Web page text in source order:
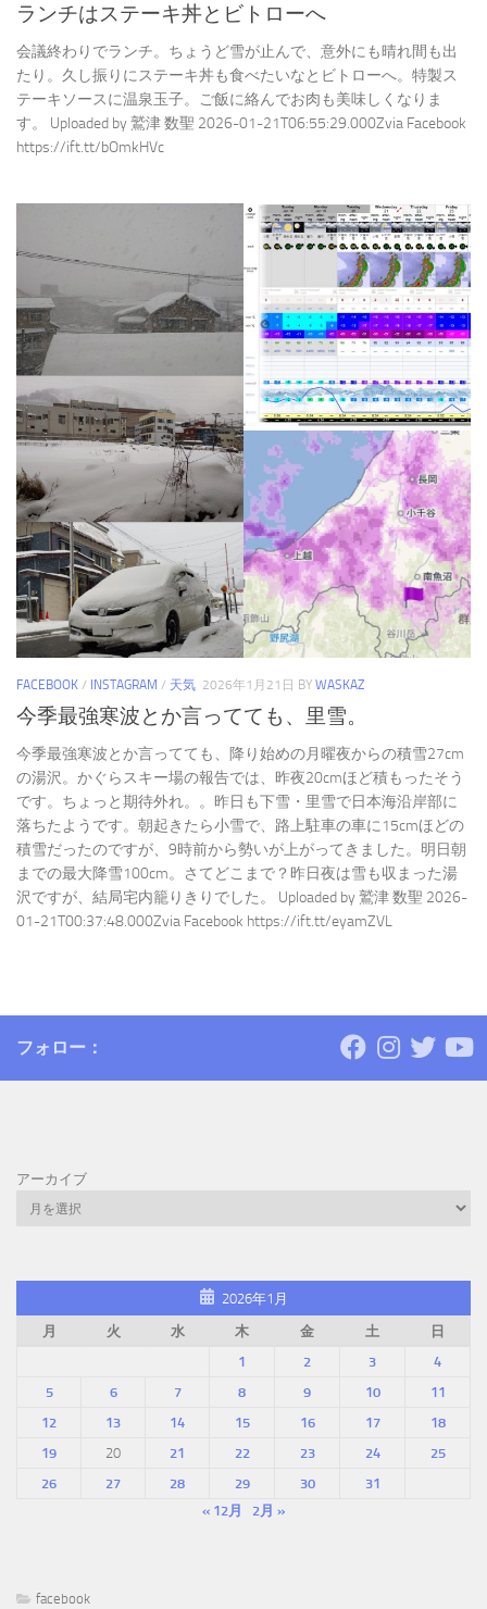
ランチはステーキ丼とビトローへ
会議終わりでランチ。ちょうど雪が止んで、意外にも晴れ間も出
たり。久し振りにステーキ丼も食べたいなとビトローへ。特製ス
テーキソースに温泉玉子。ご飯に絡んでお肉も美味しくなりま
す。 Uploaded by 鷲津 数聖 2026-01-21T06:55:29.000Zvia Facebook
https://ift.tt/bOmkHVc
FACEBOOK / INSTAGRAM / 天気 2026年1月21日 BY WASKAZ
今季最強寒波とか言ってても、里雪。
今季最強寒波とか言ってても、降り始めの月曜夜からの積雪27cm
の湯沢。かぐらスキー場の報告では、昨夜20cmほど積もったそう
です。ちょっと期待外れ。。昨日も下雪・里雪で日本海沿岸部に
落ちたようです。朝起きたら小雪で、路上駐車の車に15cmほどの
積雪だったのですが、9時前から勢いが上がってきました。明日朝
までの最大降雪100cm。さてどこまで？昨日夜は雪も収まった湯
沢ですが、結局宅内籠りきりでした。 Uploaded by 鷲津 数聖 2026-
01-21T00:37:48.000Zvia Facebook https://ift.tt/eyamZVL
フォロー：
アーカイブ
2026年1月
月
火 水 木 金 土
日
1
2 3
4
5
6 7 8 9 10
11
12
13 14 15 16 17
18
19
20 21 22 23 24
25
26
27 28 29 30
31
« 12月
2月 »
facebook